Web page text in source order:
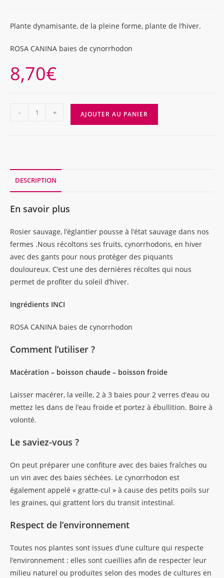
Plante dynamisante, de la pleine forme, plante de l’hiver.
ROSA CANINA baies de cynorrhodon
8,70€
quantité
120g
- + AJOUTER AU PANIER
DESCRIPTION
En savoir plus
Rosier sauvage, l’églantier pousse à l’état sauvage dans nos
fermes .Nous récoltons ses fruits, cynorrhodons, en hiver
avec des gants pour nous protéger des piquants
douloureux. C’est une des dernières récoltes qui nous
permet de profiter du soleil d’hiver.
Ingrédients INCI
ROSA CANINA baies de cynorrhodon
Comment l’utiliser ?
Macération – boisson chaude – boisson froide
Laisser macérer, la veille, 2 à 3 baies pour 2 verres d’eau ou
mettez les dans de l’eau froide et portez à ébullition. Boire à
volonté.
Le saviez-vous ?
On peut préparer une confiture avec des baies fraîches ou
un vin avec des baies séchées. Le cynorrhodon est
également appelé « gratte-cul » à cause des petits poils sur
les graines, qui grattent lors du transit intestinal.
Respect de l’environnement
Toutes nos plantes sont issues d’une culture qui respecte
l’environnement : elles sont cueillies afin de respecter leur
milieu naturel ou produites selon des modes de cultures en